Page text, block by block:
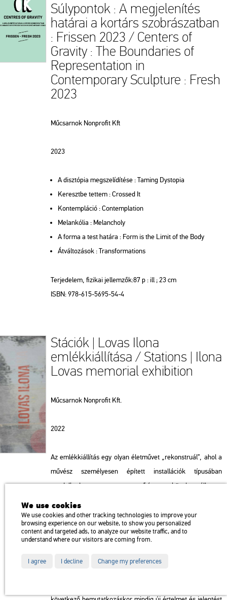
Súlypontok : A megjelenítés
határai a kortárs szobrászatban
: Frissen 2023 / Centers of
Gravity : The Boundaries of
Representation in
Contemporary Sculpture : Fresh
2023
Műcsarnok Nonprofit Kft
2023
A disztópia megszelídítése : Taming Dystopia
Keresztbe tettem : Crossed It
Kontempláció : Contemplation
Melankólia : Melancholy
A forma a test határa : Form is the Limit of the Body
Átváltozások : Transformations
Terjedelem, fizikai jellemzők:87 p : ill ; 23 cm
ISBN: 978-615-5695-54-4
Stációk | Lovas Ilona
emlékkiállítása / Stations | Ilona
Lovas memorial exhibition
Műcsarnok Nonprofit Kft.
2022
Az emlékkiállítás egy olyan életművet „rekonstruál”, ahol a
művész személyesen épített installációk típusában
gondolkodott; ez a műtípus közel áll a
performanszművészetnek az alkotói folyamatot kiterjesztő
expanzív szemléletéhez. Lovas Ilona a művek
létrehozásakor minden egyes fázist maga végzett el, az
„alapanyagok” előkészítésétől a művek létrehozásán át a
végső átadáson egy tényleges performanszban vagy
We use cookies
We use cookies and other tracking technologies to improve your
browsing experience on our website, to show you personalized
content and targeted ads, to analyze our website traffic, and to
understand where our visitors are coming from.
I agree I decline Change my preferences